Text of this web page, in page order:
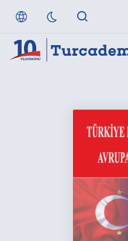
Referanslarımız
Anlaşmalı Yayınevleri